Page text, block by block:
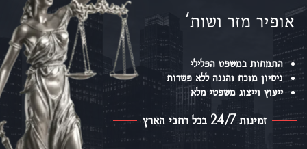
אופיר מזר ושות'
התמחות במשפט הפלילי
ניסיון מוכח והגנה ללא פשרות
ייעוץ וייצוג משפטי מלא
זמינות 24/7 בכל רחבי הארץ